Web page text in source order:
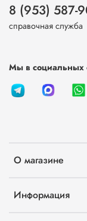
О магазине
Информация
8 (953) 587-
справочная служба
Мы в социальных